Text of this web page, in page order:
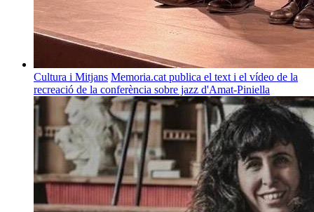
Cultura i Mitjans Memoria.cat publica el text i el vídeo de la
recreació de la conferència sobre jazz d'Amat-Piniella